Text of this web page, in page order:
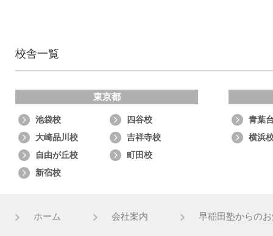
校舎一覧
東京都
池袋校
四谷校
大崎品川校
吉祥寺校
自由が丘校
町田校
新宿校
青葉
横浜
ホーム 会社案内 早稲田塾からの